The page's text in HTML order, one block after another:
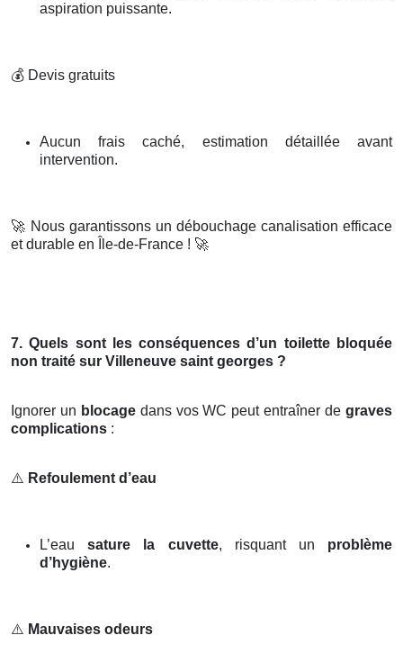
aspiration puissante.
💰 Devis gratuits
Aucun frais caché, estimation détaillée avant
intervention.
🚀 Nous garantissons un débouchage canalisation efficace
et durable en Île-de-France ! 🚀
7. Quels sont les conséquences d’un toilette bloquée
non traité sur Villeneuve saint georges ?
Ignorer un blocagedans vos WC peut entraîner degraves
complications :
⚠️ Refoulement d’eau
L’eausature la cuvette, risquant un problème
d’hygiène.
⚠️ Mauvaises odeurs